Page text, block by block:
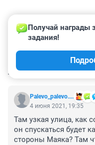
КОММЕНТАРИИ
Palevo_palevo....
Получай награды
задания!
4 июня 2021, 19:35
Там узкая улица, как
он спускаться будет
стороны Маяка? Там